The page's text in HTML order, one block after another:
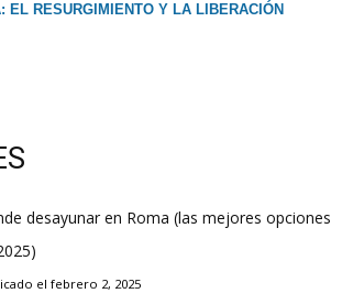
EL RESURGIMIENTO Y LA LIBERACIÓN
desayunar en Roma (las mejores opciones
el febrero 2, 2025